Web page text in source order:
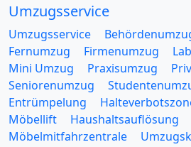
Umzugsservice
Umzugsservice
Fernumzug
Firmenumzug
Mini Umzug
Praxisumzug
Seniorenumzug
Entrümpelung
Möbellift
Haushaltsauflösung
Möbelmitfahrzentrale